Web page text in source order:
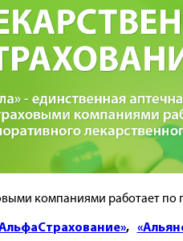
компаниями работает
,